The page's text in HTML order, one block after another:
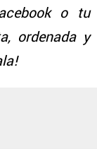
o tu
ordenada y